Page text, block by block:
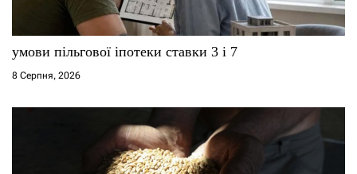
умови пільгової іпотеки ставки 3 і 7
8 Серпня, 2026